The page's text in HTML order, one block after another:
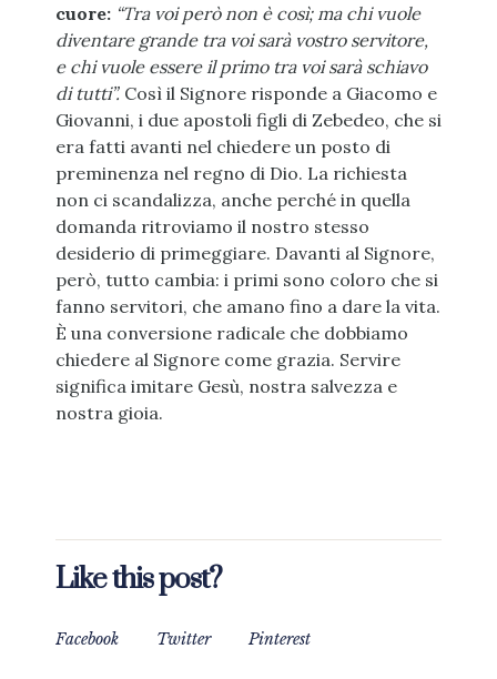
cuore: “Tra voi però non è così; ma chi vuole
diventare grande tra voi sarà vostro servitore,
e chi vuole essere il primo tra voi sarà schiavo
di tutti”.Così il Signore risponde a Giacomo e
Giovanni, i due apostoli figli di Zebedeo, che si
era fatti avanti nel chiedere un posto di
preminenza nel regno di Dio. La richiesta
non ci scandalizza, anche perché in quella
domanda ritroviamo il nostro stesso
desiderio di primeggiare. Davanti al Signore,
però, tutto cambia: i primi sono coloro che si
fanno servitori, che amano fino a dare la vita.
È una conversione radicale che dobbiamo
chiedere al Signore come grazia. Servire
significa imitare Gesù, nostra salvezza e
nostra gioia.
Like this post?
Facebook Twitter Pinterest